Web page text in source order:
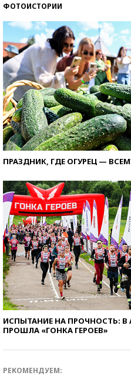
ФОТОИСТОРИИ
ПРАЗДНИК, ГДЕ ОГУРЕЦ —
ИСПЫТАНИЕ НА ПРОЧНОСТЬ: В
ПРОШЛА «ГОНКА ГЕРОЕВ»
РЕКОМЕНДУЕМ: